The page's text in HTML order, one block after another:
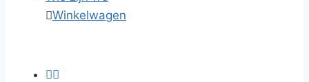
Winkelwagen
